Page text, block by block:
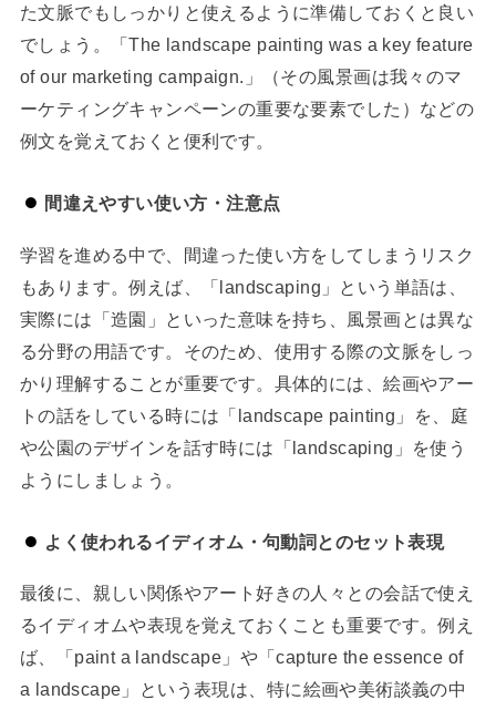
た文脈でもしっかりと使えるように準備しておくと良い
でしょう。「The landscape painting was a key feature
of our marketing campaign.」（その風景画は我々のマ
ーケティングキャンペーンの重要な要素でした）などの
例文を覚えておくと便利です。
間違えやすい使い方・注意点
学習を進める中で、間違った使い方をしてしまうリスク
もあります。例えば、「landscaping」という単語は、
実際には「造園」といった意味を持ち、風景画とは異な
る分野の用語です。そのため、使用する際の文脈をしっ
かり理解することが重要です。具体的には、絵画やアー
トの話をしている時には「landscape painting」を、庭
や公園のデザインを話す時には「landscaping」を使う
ようにしましょう。
よく使われるイディオム・句動詞とのセット表現
最後に、親しい関係やアート好きの人々との会話で使え
るイディオムや表現を覚えておくことも重要です。例え
ば、「paint a landscape」や「capture the essence of
a landscape」という表現は、特に絵画や美術談義の中